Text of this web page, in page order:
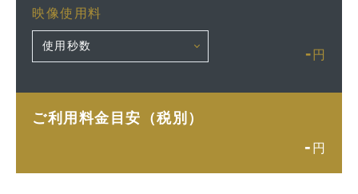
映像使用料
- 円
ご利用料金目安（税別）
- 円